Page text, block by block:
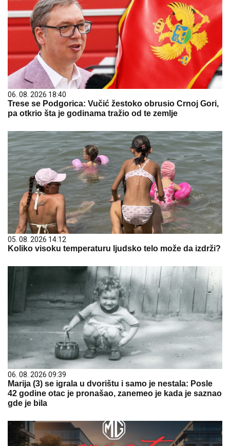
06. 08. 2026 18:40
Trese se Podgorica: Vučić žestoko obrusio Crnoj Gori,
pa otkrio šta je godinama tražio od te zemlje
05. 08. 2026 14:12
Koliko visoku temperaturu ljudsko telo može da izdrži?
06. 08. 2026 09:39
Marija (3) se igrala u dvorištu i samo je nestala: Posle
42 godine otac je pronašao, zanemeo je kada je saznao
gde je bila